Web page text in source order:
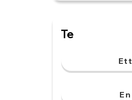
Te
Ett
En